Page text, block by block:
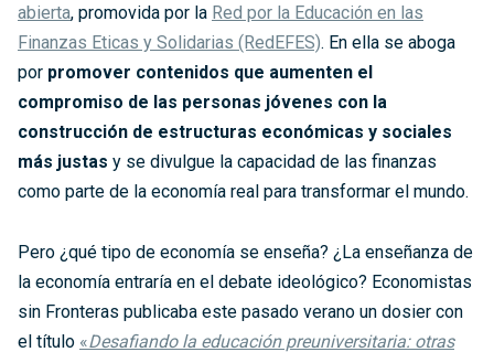
abierta, promovida por la Red por la Educación en las
Finanzas Eticas y Solidarias (RedEFES). En ella se aboga
por promover contenidos que aumenten el
compromiso de las personas jóvenes con la
construcción de estructuras económicas y sociales
más justas y se divulgue la capacidad de las finanzas
como parte de la economía real para transformar el mundo.
Pero ¿qué tipo de economía se enseña? ¿La enseñanza de
la economía entraría en el debate ideológico? Economistas
sin Fronteras publicaba este pasado verano un dosier con
el título «Desafiando la educación preuniversitaria: otras